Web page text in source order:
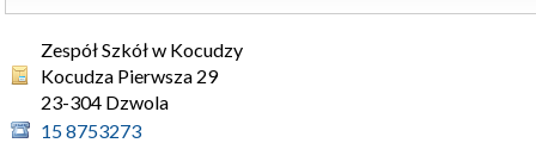
Zespół Szkół w Kocudzy
Kocudza Pierwsza 29
23-304 Dzwola
15 8753273